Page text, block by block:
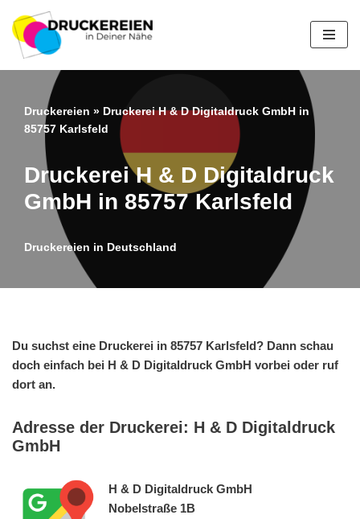
Zum
Inhalt
springen
Druckereien » Druckerei H & D Digitaldruck GmbH in
85757 Karlsfeld
Druckerei H & D Digitaldruck
GmbH in 85757 Karlsfeld
Druckereien in Deutschland
Du suchst eine Druckerei in 85757 Karlsfeld? Dann schau
doch einfach bei H & D Digitaldruck GmbH vorbei oder ruf
dort an.
Adresse der Druckerei: H & D Digitaldruck
GmbH
H & D Digitaldruck GmbH
Nobelstraße 1B